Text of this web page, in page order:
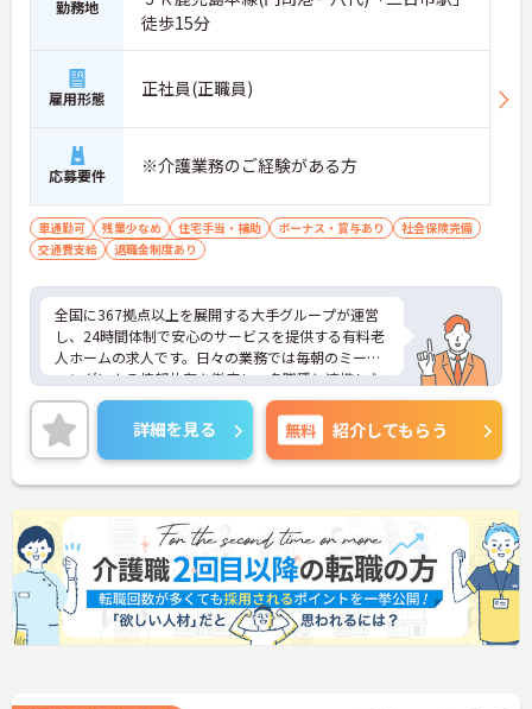
勤務地
徒歩15分
雇用形態 正社員(正職員)
応募要件 ※介護業務のご経験がある方
車通勤可 残業少なめ 住宅手当・補助 ボーナス・賞与あり
社会保険完備
交通費支給
退職金制度あり
全国に367拠点以上を展開する大手グループが運営
し、24時間体制で安心のサービスを提供する有料老
人ホームの求人です。日々の業務では毎朝のミーテ
ィングによる情報共有を徹底し、多職種と連携しな
がらお客様の生活を支える体制を整えています。入
社後はOJT制度による先輩スタッフの丁寧な指導や
定期的な面談があり、資格取得支援制度も完備して
いるため着実にスキルを磨ける環境です。待遇面で
は、月給に加えて年2回の賞与や実績に応じた特別
報酬の支給制度があり、日々の努力が収入に直結し
ます。残業がほぼなく年間17日のリフレッシュ休暇
を利用できるほか、定年65歳かつ70歳までの再雇用
制度を設けているため、ワークライフバランスを保
ちながら長期的にキャリアを築いていけます。自分
らしい身だしなみで働ける点も魅力の一つであり、
安定した基盤のもとで新たな挑戦が期待できます。
詳細を見る 無料 紹介してもらう